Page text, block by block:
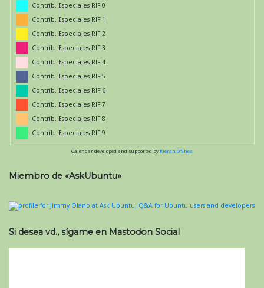
Contrib. Especiales RIF 0
Contrib. Especiales RIF 1
Contrib. Especiales RIF 2
Contrib. Especiales RIF 3
Contrib. Especiales RIF 4
Contrib. Especiales RIF 5
Contrib. Especiales RIF 6
Contrib. Especiales RIF 7
Contrib. Especiales RIF 8
Contrib. Especiales RIF 9
Calendar developed and supported by Kieran O'Shea
Miembro de «AskUbuntu»
Si desea vd., sígame en Mastodon Social